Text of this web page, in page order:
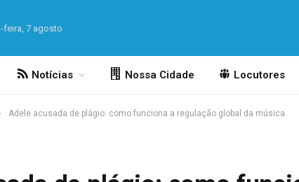
feira, 7 agosto
Notícias Nossa Cidade Locutores
Adele acusada de plágio: como funciona a regulação global da música